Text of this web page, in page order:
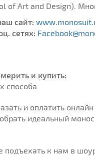
of Art and Design).
сайт:
сетях:
и купить:
способа
и оплатить
идеальный
к нам в